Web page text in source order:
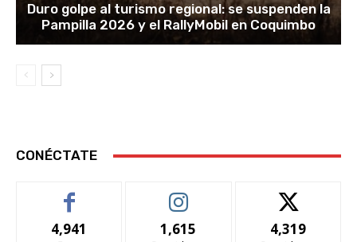
Duro golpe al turismo regional: se suspenden la
Pampilla 2026 y el RallyMobil en Coquimbo
CONÉCTATE
4,941 1,615 4,319